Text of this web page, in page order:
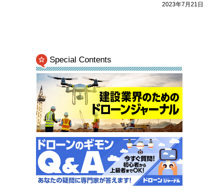
2023年7月21日
Special Contents